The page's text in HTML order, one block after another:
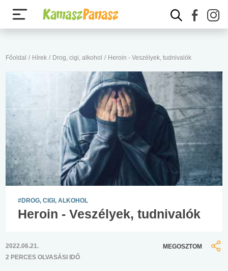
Főoldal / Hírek / Drog, cigi, alkohol / Heroin - Veszélyek, tudnivalók
#DROG, CIGI, ALKOHOL
Heroin - Veszélyek, tudnivalók
2022.06.21.
2 PERCES OLVASÁSI IDŐ
MEGOSZTOM